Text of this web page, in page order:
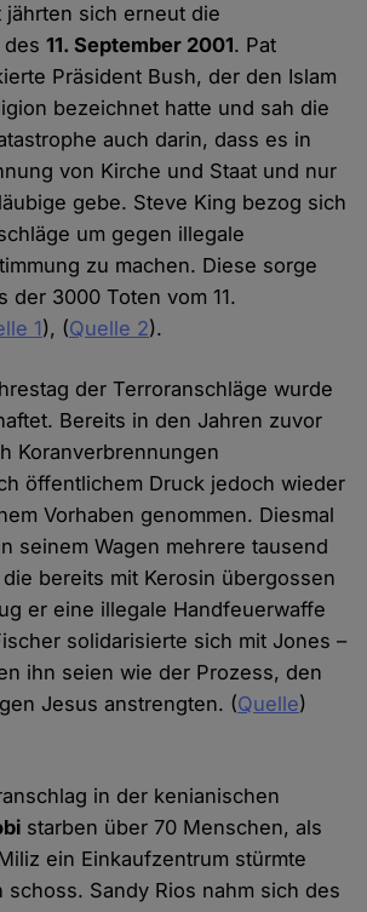
jährten sich erneut die
des11. September 2001. Pat
Präsident Bush, der den Islam
bezeichnet hatte und sah die
auch darin, dass es in
von Kirche und Staat und nur
gebe. Steve King bezog sich
um gegen illegale
zu machen. Diese sorge
der 3000 Toten vom 11.
1), (Quelle 2).
der Terroranschläge wurde
Bereits in den Jahren zuvor
Koranverbrennungen
öffentlichem Druck jedoch wieder
Vorhaben genommen. Diesmal
seinem Wagen mehrere tausend
bereits mit Kerosin übergossen
er eine illegale Handfeuerwaffe
solidarisierte sich mit Jones –
ihn seien wie der Prozess, den
Jesus anstrengten. (Quelle)
in der kenianischen
starben über 70 Menschen, als
ein Einkaufzentrum stürmte
schoss. Sandy Rios nahm sich des